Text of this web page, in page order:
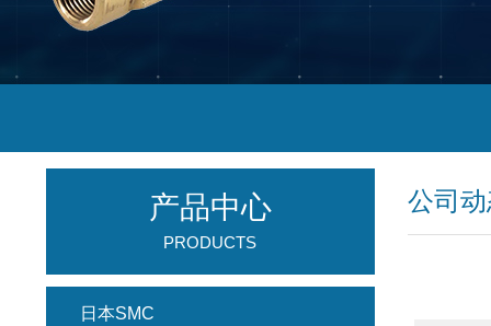
公司
产品中心
PRODUCTS
日本SMC